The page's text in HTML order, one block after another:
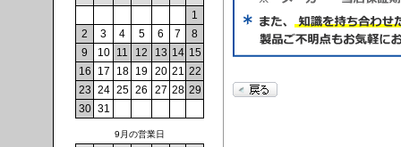
1
2
3 4 5 6 7
8
9
10 11 12 13 14 15
16
17 18 19 20 21 22
23 24 25 26 27 28 29
30 31
9月の営業日